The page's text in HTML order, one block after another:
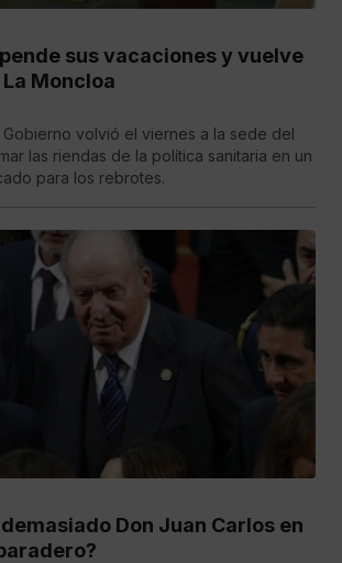
sus vacaciones y vuelve
Moncloa
volvió el viernes a la sede del
las riendas de la política sanitaria en un
para los rebrotes.
Don Juan Carlos en